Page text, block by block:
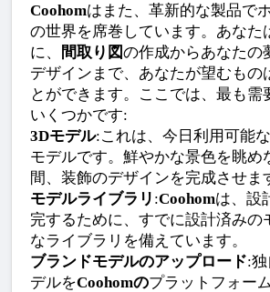
Coohomはまた、革新的な製品で
の世界を席巻しています。あなた
に、
間取り図の作成からあなたの
デザインまで、あなたが望むもの
とができます。ここでは、最も需
いくつかです:
3Dモデル:これは、今日利用可能
モデルです。鮮やかな景色を眺め
間、装飾のデザインを完成させま
モデルライブラリ :Coohomは、設
完するために、すでに設計済みの
なライブラリを備えています。
ブランドモデルのアップロード:
デルをCoohomのプラットフォー